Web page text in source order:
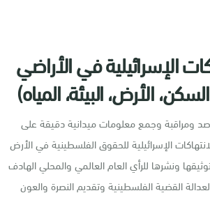
الإسرائيلية في الأراضي
الأرض، البيئة، المياه)
ومراقبة وجمع معلومات ميدانية دقيقة على
الإسرائيلية للحقوق الفلسطينية في الأرض
ونشرها للرأي العام العالمي والمحلي الهادف
القضية الفلسطينية وتقديم النصرة والعون